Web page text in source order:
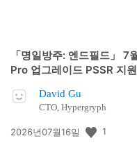
「명일방주: 엔드필드」
Pro 업그레이드 PSSR 지원
David Gu
CTO, Hypergryph
공
2026년07월16일 1